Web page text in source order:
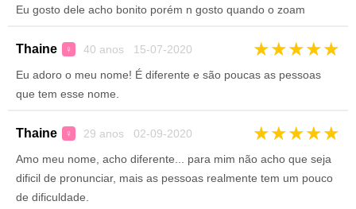
Eu gosto dele acho bonito porém n gosto quando o zoam
Thaine ♀ 40 anos 15-07-2020 ★★★★★
Eu adoro o meu nome! É diferente e são poucas as pessoas
que tem esse nome.
Thaine ♀ 29 anos 02-09-2020 ★★★★★
Amo meu nome, acho diferente... para mim não acho que seja
dificil de pronunciar, mais as pessoas realmente tem um pouco
de dificuldade.